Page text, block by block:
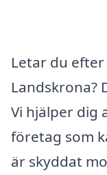
Letar du
Landskrona?
Vi hjälper dig
företag som
är skyddat